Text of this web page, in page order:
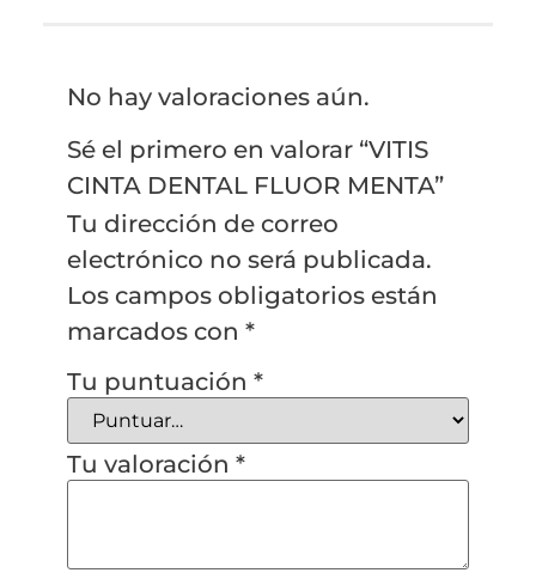
No hay valoraciones aún.
Sé el primero en valorar “VITIS
CINTA DENTAL FLUOR MENTA”
Tu dirección de correo
electrónico no será publicada.
Los campos obligatorios están
marcados con *
Tu puntuación *
Tu valoración *